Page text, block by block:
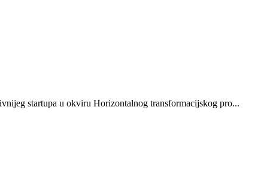
startupa u okviru Horizontalnog transformacijskog pro...